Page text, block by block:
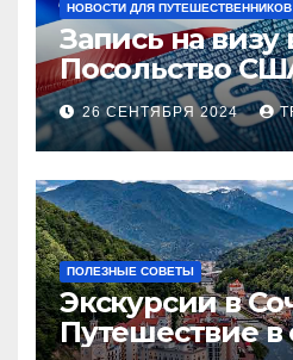
НОВОСТИ ДЛЯ ПУТЕШЕСТВЕННИКОВ
Запись на визу
Посольство
Пошаговое
26 СЕНТЯБРЯ 2024
ПОЛЕЗНЫЕ СОВЕТЫ
Экскурсии в
Путешествие в